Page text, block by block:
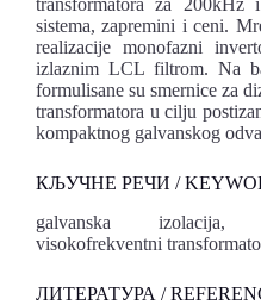
transformatora za 200kHz
sistema, zapremini i ceni.
realizacije monofazni
izlaznim LCL filtrom. Na
formulisane su smernice za
transformatora u cilju
kompaktnog galvanskog
КЉУЧНЕ РЕЧИ /
galvanska izolacija,
visokofrekventni
ЛИТЕРАТУРА /